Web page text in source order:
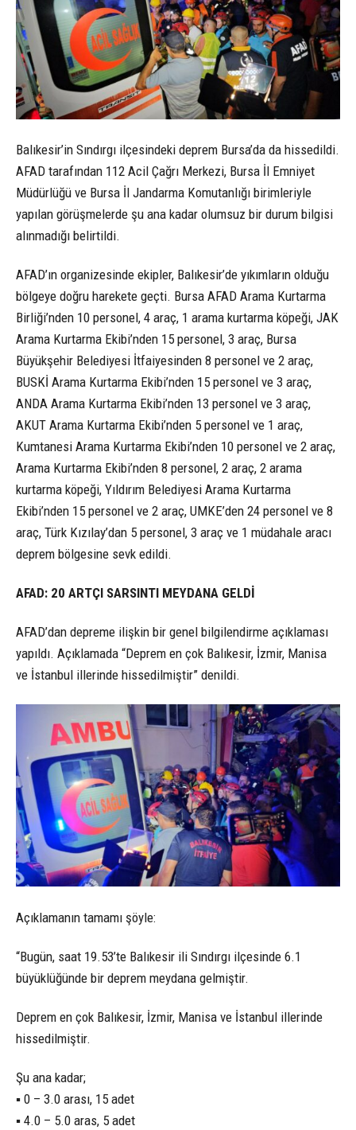
Balıkesir’in Sındırgı ilçesindeki deprem Bursa’da da hissedildi.
AFAD tarafından 112 Acil Çağrı Merkezi, Bursa İl Emniyet
Müdürlüğü ve Bursa İl Jandarma Komutanlığı birimleriyle
yapılan görüşmelerde şu ana kadar olumsuz bir durum bilgisi
alınmadığı belirtildi.
AFAD’ın organizesinde ekipler, Balıkesir’de yıkımların olduğu
bölgeye doğru harekete geçti. Bursa AFAD Arama Kurtarma
Birliği’nden 10 personel, 4 araç, 1 arama kurtarma köpeği, JAK
Arama Kurtarma Ekibi’nden 15 personel, 3 araç, Bursa
Büyükşehir Belediyesi İtfaiyesinden 8 personel ve 2 araç,
BUSKİ Arama Kurtarma Ekibi’nden 15 personel ve 3 araç,
ANDA Arama Kurtarma Ekibi’nden 13 personel ve 3 araç,
AKUT Arama Kurtarma Ekibi’nden 5 personel ve 1 araç,
Kumtanesi Arama Kurtarma Ekibi’nden 10 personel ve 2 araç,
Arama Kurtarma Ekibi’nden 8 personel, 2 araç, 2 arama
kurtarma köpeği, Yıldırım Belediyesi Arama Kurtarma
Ekibi’nden 15 personel ve 2 araç, UMKE’den 24 personel ve 8
araç, Türk Kızılay’dan 5 personel, 3 araç ve 1 müdahale aracı
deprem bölgesine sevk edildi.
AFAD: 20 ARTÇI SARSINTI MEYDANA GELDİ
AFAD’dan depreme ilişkin bir genel bilgilendirme açıklaması
yapıldı. Açıklamada “Deprem en çok Balıkesir, İzmir, Manisa
ve İstanbul illerinde hissedilmiştir” denildi.
Açıklamanın tamamı şöyle:
“Bugün, saat 19.53’te Balıkesir ili Sındırgı ilçesinde 6.1
büyüklüğünde bir deprem meydana gelmiştir.
Deprem en çok Balıkesir, İzmir, Manisa ve İstanbul illerinde
hissedilmiştir.
Şu ana kadar;
▪️ 0 – 3.0 arası, 15 adet
▪️ 4.0 – 5.0 aras, 5 adet